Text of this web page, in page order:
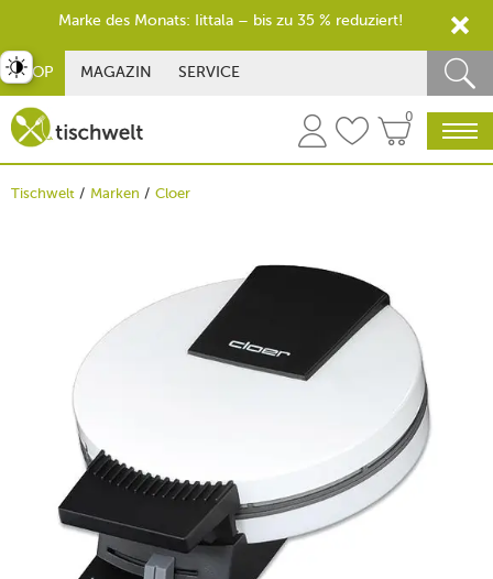
SHOP MAGAZIN SERVICE
0
Tischwelt Marken Cloer
umschalten
Marke des Monats: Iittala – bis zu 35 % reduziert!